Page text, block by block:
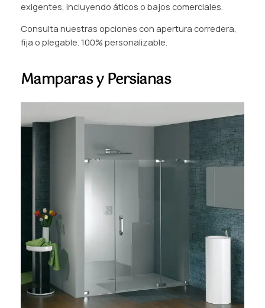
exigentes, incluyendo áticos o bajos comerciales.
Consulta nuestras opciones con apertura corredera,
fija o plegable. 100% personalizable.
Mamparas y Persianas